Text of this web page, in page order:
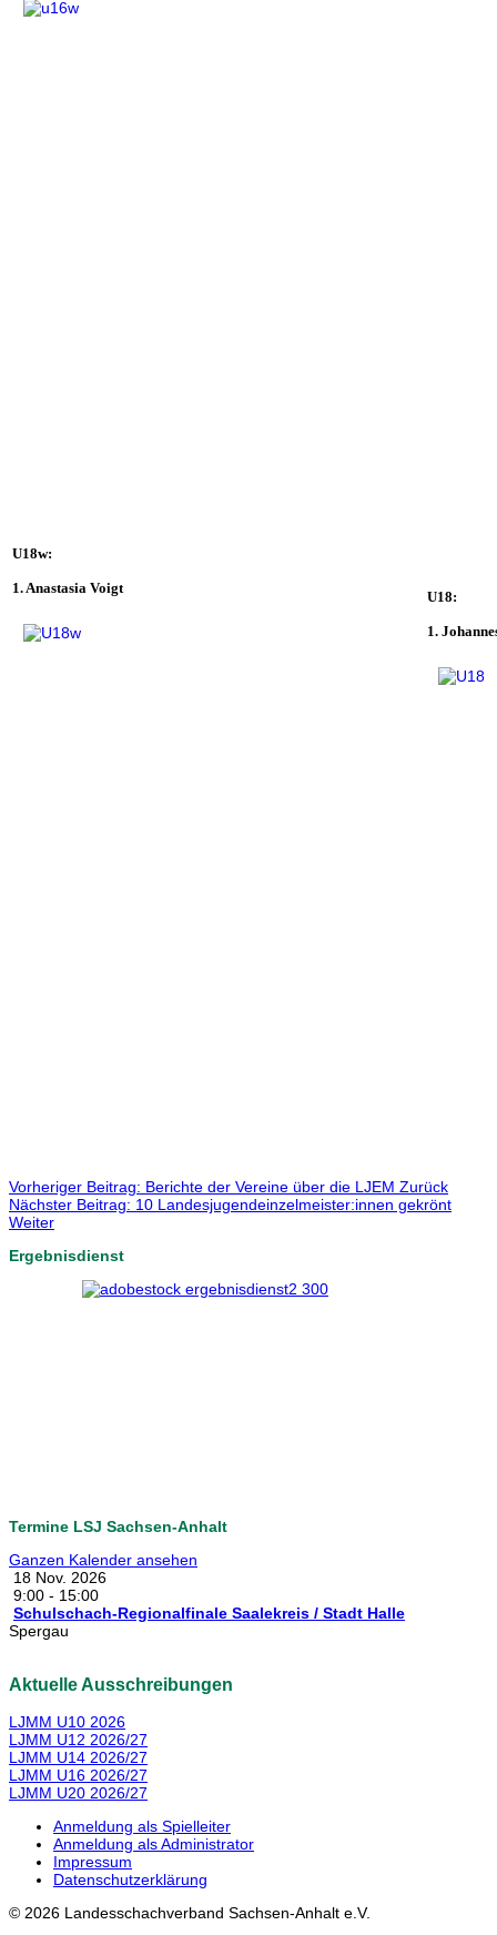
U18w:
1. Anastasia Voigt
U18:
1.
Vorheriger Beitrag: Berichte der Vereine über die LJEM Zurück
Nächster Beitrag: 10 Landesjugendeinzelmeister:innen gekrönt
Weiter
Ergebnisdienst
Termine LSJ Sachsen-Anhalt
Ganzen Kalender ansehen
18 Nov. 2026
9:00 - 15:00
Schulschach-Regionalfinale Saalekreis / Stadt Halle
Spergau
Aktuelle Ausschreibungen
LJMM U10 2026
LJMM U12 2026/27
LJMM U14 2026/27
LJMM U16 2026/27
LJMM U20 2026/27
Anmeldung als Spielleiter
Anmeldung als Administrator
Impressum
Datenschutzerklärung
© 2026 Landesschachverband Sachsen-Anhalt e.V.